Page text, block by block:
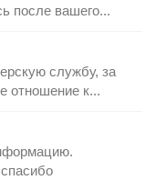
после вашего...
службу, за
отношение к...